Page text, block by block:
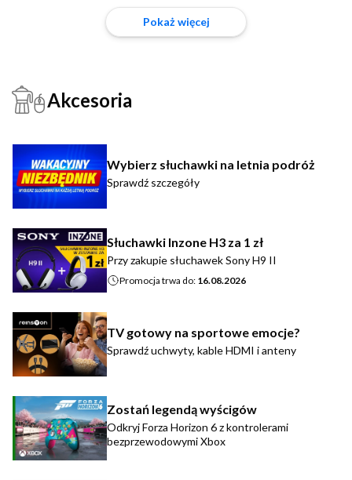
Pokaż więcej
Akcesoria
Wybierz słuchawki na letnia podróż
Sprawdź szczegóły
Słuchawki Inzone H3 za 1 zł
Przy zakupie słuchawek Sony H9 II
Promocja trwa do: 16.08.2026
TV gotowy na sportowe emocje?
Sprawdź uchwyty, kable HDMI i anteny
Zostań legendą wyścigów
Odkryj Forza Horizon 6 z kontrolerami
bezprzewodowymi Xbox